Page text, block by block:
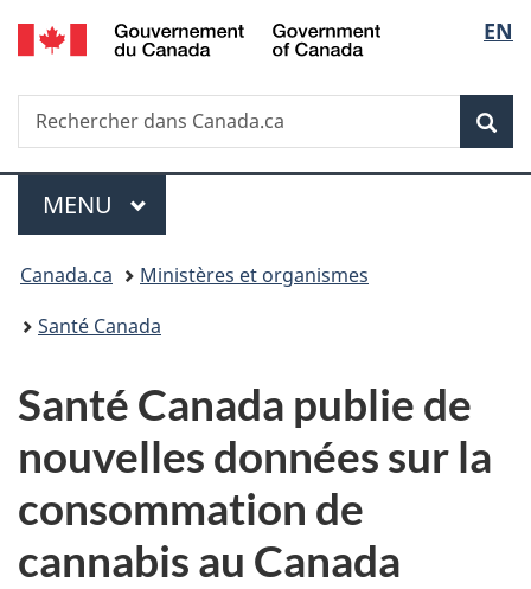
Passer
au
principal
Passer
à
Au
du
Passer
à
version
simplifiée
de
la
EN
Recherche
Rechercher
dans
Menu
MENU PRINCIPAL
Vous
êtes
Canada.ca
Ministères et organismes
Santé Canada
Santé Canada publie de
nouvelles données sur la
consommation de
cannabis au Canada